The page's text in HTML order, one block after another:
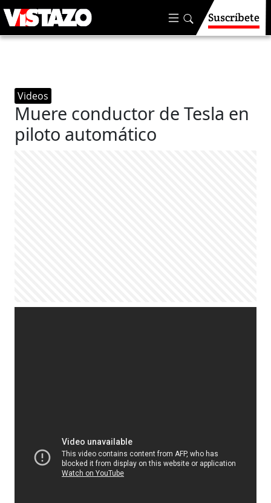
Suscríbete
Videos
Muere conductor de Tesla en
piloto automático